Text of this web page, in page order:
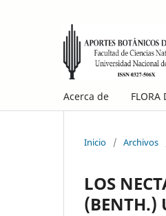
Acerca de FLORA
Inicio / Archivos
LOS
(BENTH.)